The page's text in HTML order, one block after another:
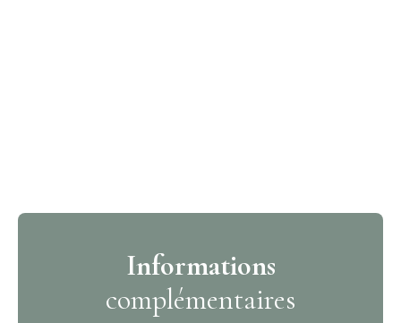
Informations
complémentaires